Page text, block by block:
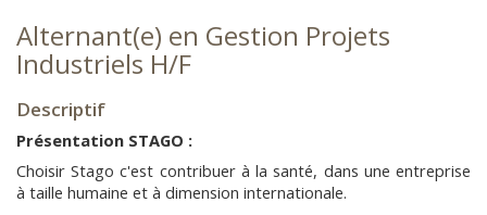
Alternant(e) en Gestion Projets
Industriels H/F
Descriptif
Présentation STAGO :
Choisir Stago c'est contribuer à la santé, dans une entreprise
à taille humaine et à dimension internationale.